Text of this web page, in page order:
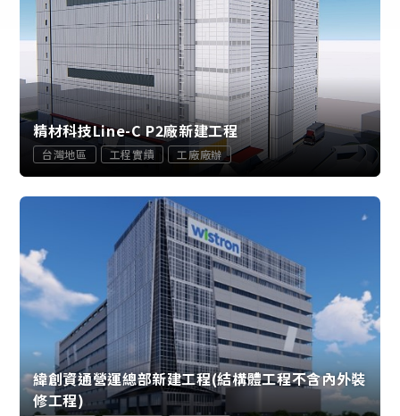
精材科技Line-C P2廠新建工程
台灣地區 工程實績 工廠廠辦
緯創資通營運總部新建工程(結構體工程不含內外裝
修工程)